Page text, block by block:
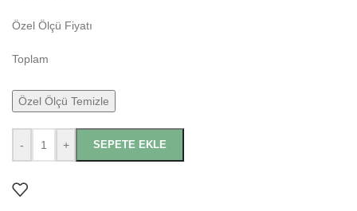
Özel Ölçü Fiyatı
Toplam
Özel Ölçü Temizle
- + SEPETE EKLE